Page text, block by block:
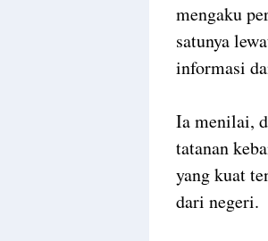
mengaku
satunya
informasi
Ia menilai,
tatanan
yang kuat
dari negeri.